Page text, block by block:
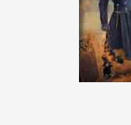
Кинематограф,